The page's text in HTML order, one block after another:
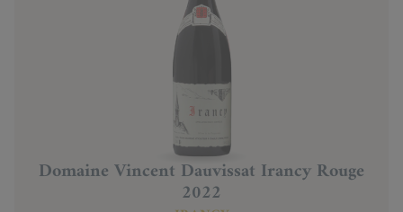
Domaine Vincent Dauvissat Irancy Rouge
2022